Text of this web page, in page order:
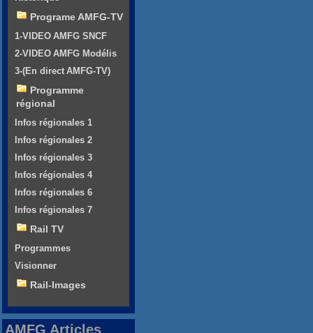
Programe AMFG-TV
1-VIDEO AMFG SNCF
2-VIDEO AMFG Modélis
3-(En direct AMFG-TV)
Programme
régional
Infos régionales 1
Infos régionales 2
Infos régionales 3
Infos régionales 4
Infos régionales 6
Infos régionales 7
Rail TV
Programmes
Visionner
Rail-Images
AMFG Articles